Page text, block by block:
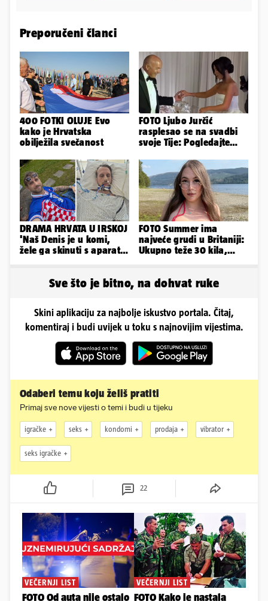
Preporučeni članci
400 FOTKI OLUJE Evo
kako je Hrvatska
obilježila svečanost
FOTO Ljubo Jurčić
rasplesao se na svadbi
svoje Tije: Pogledajte
vjenčanje...
DRAMA HRVATA U IRSKOJ
'Naš Denis je u komi,
žele ga skinuti s aparata!
FOTO Summer ima
najveće grudi u Britaniji:
Ukupno teže 30 kila,
Sve što je bitno, na dohvat ruke
Skini aplikaciju za najbolje iskustvo portala. Čitaj,
komentiraj i budi uvijek u toku s najnovijim vijestima.
Odaberi temu koju želiš pratiti
Primaj sve nove vijesti o temi i budi u tijeku
igračke seks kondomi prodaja vibrator
seks igračke
22